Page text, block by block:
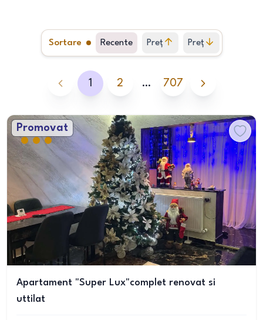
Sortare Recente Preț
crescător
Preț
descrescător
1 2 … 707
Promovat
Apartament "Super Lux"complet renovat si
uttilat